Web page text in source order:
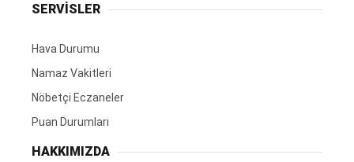
SERVİSLER
Hava Durumu
Namaz Vakitleri
Nöbetçi Eczaneler
Puan Durumları
HAKKIMIZDA